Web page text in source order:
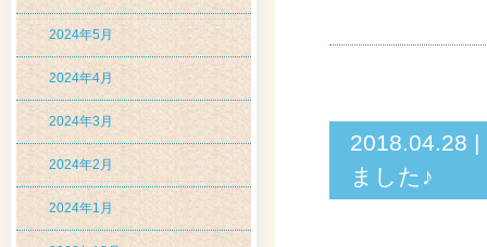
2024年5月
2024年4月
2024年3月
2024年2月
2024年1月
2018.04.28
ました♪